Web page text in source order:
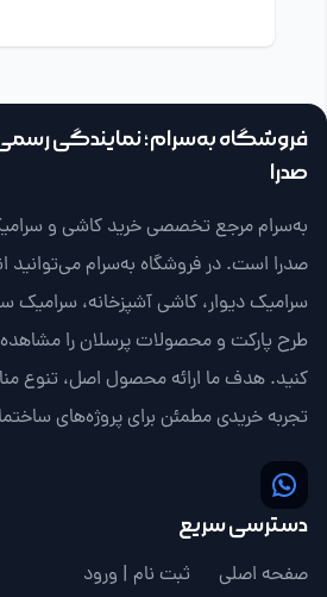
فروشگاه به‌سرام؛ نمایندگی رسمی
صدرا
به‌سرام مرجع تخصصی خرید کاشی و
صدرا است. در فروشگاه به‌سرام می‌توانید
سرامیک دیوار، کاشی آشپزخانه،
طرح پارکت و محصولات پرسلان را مشاهده
کنید. هدف ما ارائه محصول اصل، تنوع
تجربه خریدی مطمئن برای پروژه‌های
دسترسی سریع
صفحه اصلی
ثبت نام | ورود